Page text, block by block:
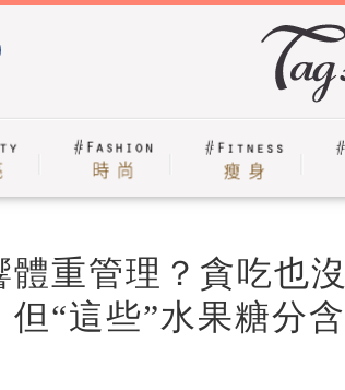
體重管理？貪吃也
“這些”水果糖分